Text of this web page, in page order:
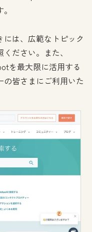
は、広範なトピック
ださい。また、
を最大限に活用する
皆さまにご利用いた